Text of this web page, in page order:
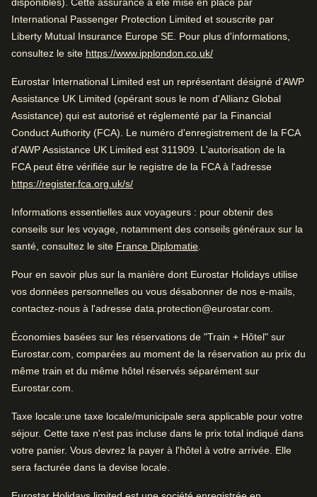
2.6 km de Bruxelles-Midi
Pendant que vous êtes à Bruxelles
Vérifier la disponibilité et réserver
Avis des utilisatrices et utilisateurs, 4.3 sur 5, Très bien
4.3/5 Très bien
2228 commentaires vérifiés
Bon à savoir
Proche du centre-ville
Chambres propres
Très bon hôtel pour une escapade citadine. Grandes
chambres dans un excellent emplacement.
Professionnel– 1%
Noté 4.3/5 basé sur les commentaires de tous
les voyageurs
Très bon hôtel pour une escapade citadine. Grandes
chambres dans un excellent emplacement.
Excellent hôtel citadin
Excellent ménage
L'essentiel
Service
Avis des utilisatrices et utilisateurs, 4.6 sur 5
Service fantastique
Positif
International Passenger Protection Limited et souscrite par
Liberty Mutual Insurance Europe SE. Pour plus d'informations,
consultez le site https://www.ipplondon.co.uk/(
Eurostar International Limited est un représentant désigné d'AWP
Assistance UK Limited (opérant sous le nom d'Allianz Global
Assistance) qui est autorisé et réglementé par la Financial
Conduct Authority (FCA). Le numéro d'enregistrement de la FCA
d'AWP Assistance UK Limited est 311909. L'autorisation de la
FCA peut être vérifiée sur le registre de la FCA à l'adresse
https://register.fca.org.uk/s/(
Informations essentielles aux voyageurs : pour obtenir des
conseils sur les voyage, notamment des conseils généraux sur la
santé, consultez le site France Diplomatie(
Pour en savoir plus sur la manière dont Eurostar Holidays utilise
vos données personnelles ou vous désabonner de nos e-mails,
contactez-nous à l'adresse data.protection@eurostar.com.
Économies basées sur les réservations de "Train + Hôtel" sur
Eurostar.com, comparées au moment de la réservation au prix du
même train et du même hôtel réservés séparément sur
Eurostar.com.
Taxe locale:une taxe locale/municipale sera applicable pour votre
séjour. Cette taxe n'est pas incluse dans le prix total indiqué dans
votre panier. Vous devrez la payer à l'hôtel à votre arrivée. Elle
sera facturée dans la devise locale.